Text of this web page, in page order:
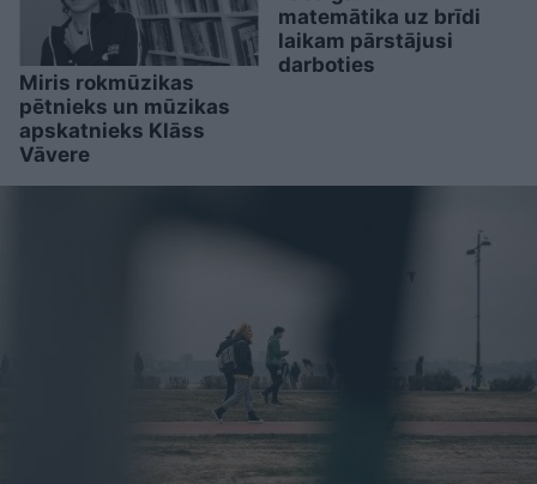
Miris rokmūzikas
pētnieks un mūzikas
apskatnieks Klāss
Vāvere
matemātika uz brīdi
laikam pārstājusi
darboties